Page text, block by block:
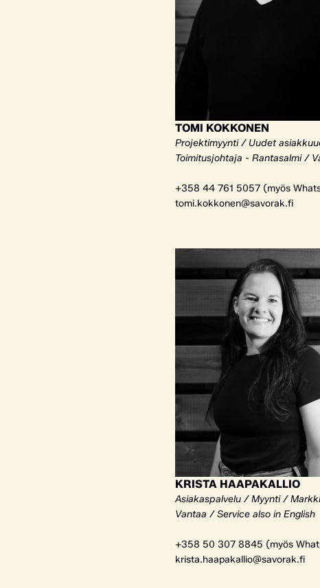
TOMI KOKKONEN
Projektimyynti / Uudet
Toimitusjohtaja - Rantasalmi /
+358 44 761 5057 (myös
tomi.kokkonen@savorak.fi
KRISTA HAAPAKALLIO
Asiakaspalvelu / Myynti /
Vantaa / Service also in English
+358 50 307 8845 (myös
krista.haapakallio@savorak.fi